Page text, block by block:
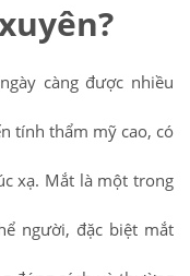
càng được nhiều
tính thẩm mỹ cao, có
xạ. Mắt là một trong
người, đặc biệt mắt